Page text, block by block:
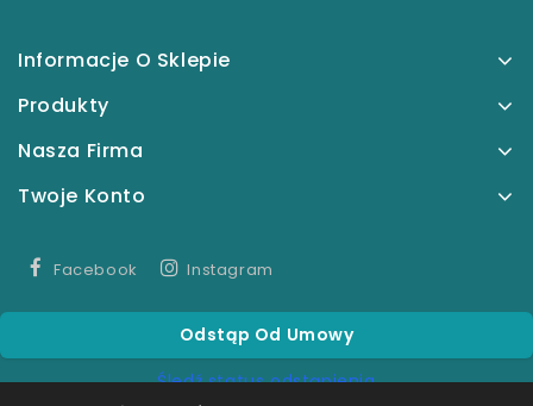
Informacje O Sklepie
Produkty
Nasza Firma
Twoje Konto
Facebook Instagram
Odstąp Od Umowy
Śledź status odstąpienia